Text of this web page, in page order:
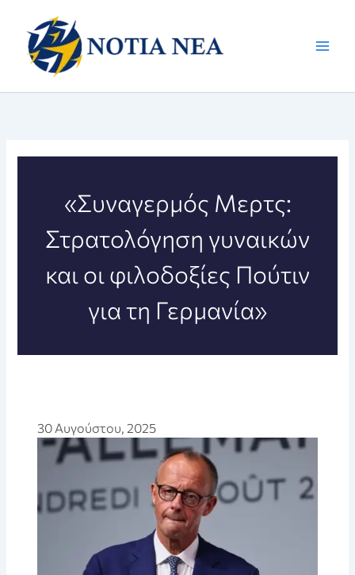
περιεχόμενο
«Συναγερμός Μερτς:
Στρατολόγηση γυναικών
και οι φιλοδοξίες Πούτιν
για τη Γερμανία»
30 Αυγούστου, 2025